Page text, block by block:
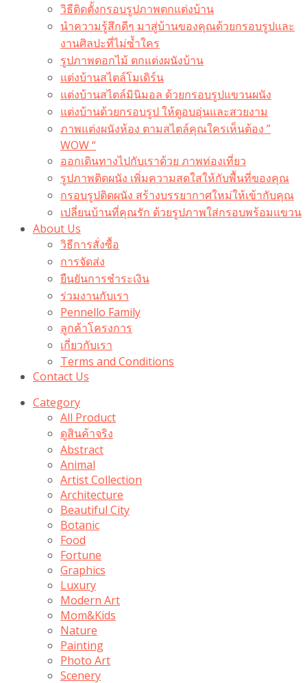
วิธีติดตั้งกรอบรูปภาพตกแต่งบ้าน
นำความรู้สึกดีๆ มาสู่บ้านของคุณด้วยกรอบรูปและ
งานศิลปะที่ไม่ซ้ำใคร
รูปภาพดอกไม้ ตกแต่งผนังบ้าน
แต่งบ้านสไตล์โมเดิร์น
แต่งบ้านสไตล์มินิมอล ด้วยกรอบรูปแขวนผนัง
แต่งบ้านด้วยกรอบรูป ให้ดูอบอุ่นและสวยงาม
ภาพแต่งผนังห้อง ตามสไตล์คุณใครเห็นต้อง ”
WOW “
ออกเดินทางไปกับเราด้วย ภาพท่องเที่ยว
รูปภาพติดผนัง เพิ่มความสดใสให้กับพื้นที่ของคุณ
กรอบรูปติดผนัง สร้างบรรยากาศใหม่ให้เข้ากับคุณ
เปลี่ยนบ้านที่คุณรัก ด้วยรูปภาพใส่กรอบพร้อมแขวน​
About Us
วิธีการสั่งซื้อ
การจัดส่ง
ยืนยันการชำระเงิน
ร่วมงานกับเรา
Pennello Family
ลูกค้าโครงการ
เกี่ยวกับเรา
Terms and Conditions
Contact Us
Category
All Product
ดูสินค้าจริง
Abstract
Animal
Artist Collection
Architecture
Beautiful City
Botanic
Food
Fortune
Graphics
Luxury
Modern Art
Mom&Kids
Nature
Painting
Photo Art
Scenery